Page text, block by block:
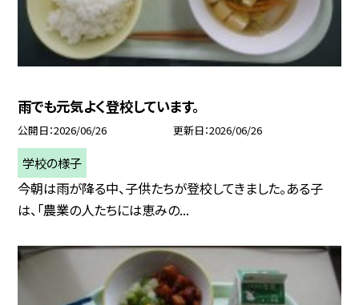
雨でも元気よく登校しています。
公開日 2026/06/26 更新日 2026/06/26
学校の様子
今朝は雨が降る中、子供たちが登校してきました。ある子
は、「農業の人たちには恵みの...